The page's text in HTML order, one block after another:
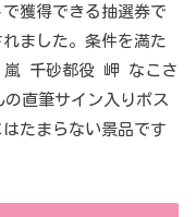
獲得できる抽選券で
ました。条件を満た
千砂都役 岬 なこさ
直筆サイン入りポス
たまらない景品です